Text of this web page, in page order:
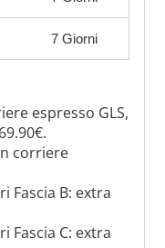
7 Giorni
espresso GLS,
corriere
Fascia B: extra
Fascia C: extra